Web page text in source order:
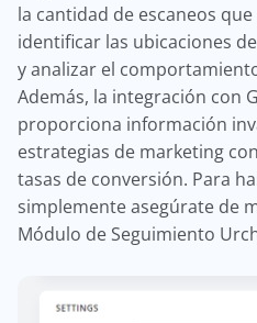
la cantidad de escaneos
identificar las ubicaciones
y analizar el
Además, la integración con
proporciona información
estrategias de marketing
tasas de conversión. Para
simplemente asegúrate de
Módulo de Seguimiento